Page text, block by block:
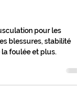
pour les
foulée et plus.